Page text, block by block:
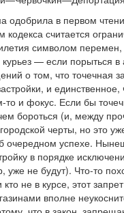
одобрила в первом
считается
символом
— если порыться
о том, что точечная
и
то и фокус. Если бы
бороться (и, между
черты, но это
очередном успехе.
в порядке
не будут). Что-то
не в курсе, этот
вполне